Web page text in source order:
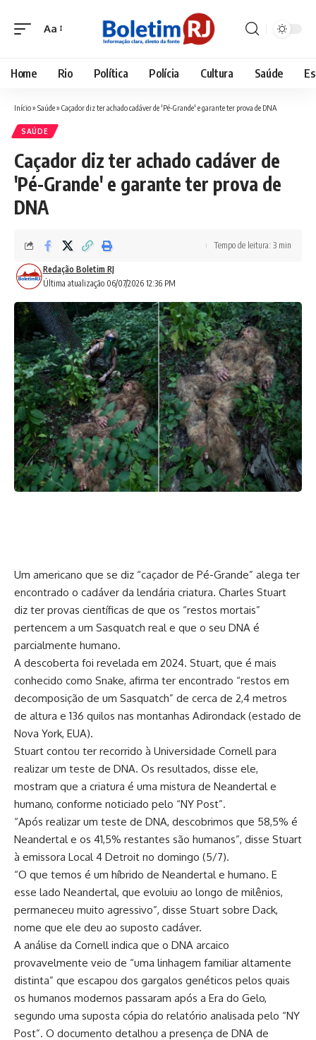
Font
Aa
Home Rio Política Polícia Cultura Saúde
Início» Saúde» Caçador diz ter achado cadáver de 'Pé-Grande' e garante ter prova de DNA
SAÚDE
Caçador diz ter achado cadáver de
'Pé-Grande' e garante ter prova de
DNA
Última atualização 06/07/2026 12:36 PM
Redação Boletim RJ
Tempo de leitura: 3 min
Um americano que se diz “caçador de Pé-Grande” alega ter
encontrado o cadáver da lendária criatura. Charles Stuart
diz ter provas científicas de que os “restos mortais”
pertencem a um Sasquatch real e que o seu DNA é
parcialmente humano.
A descoberta foi revelada em 2024. Stuart, que é mais
conhecido como Snake, afirma ter encontrado “restos em
decomposição de um Sasquatch” de cerca de 2,4 metros
de altura e 136 quilos nas montanhas Adirondack (estado de
Nova York, EUA).
Stuart contou ter recorrido à Universidade Cornell para
realizar um teste de DNA. Os resultados, disse ele,
mostram que a criatura é uma mistura de Neandertal e
humano, conforme noticiado pelo “NY Post”.
“Após realizar um teste de DNA, descobrimos que 58,5% é
Neandertal e os 41,5% restantes são humanos”, disse Stuart
à emissora Local 4 Detroit no domingo (5/7).
“O que temos é um híbrido de Neandertal e humano. E
esse lado Neandertal, que evoluiu ao longo de milênios,
permaneceu muito agressivo”, disse Stuart sobre Dack,
nome que ele deu ao suposto cadáver.
A análise da Cornell indica que o DNA arcaico
provavelmente veio de “uma linhagem familiar altamente
distinta” que escapou dos gargalos genéticos pelos quais
os humanos modernos passaram após a Era do Gelo,
segundo uma suposta cópia do relatório analisada pelo “NY
Post”. O documento detalhou a presença de DNA de